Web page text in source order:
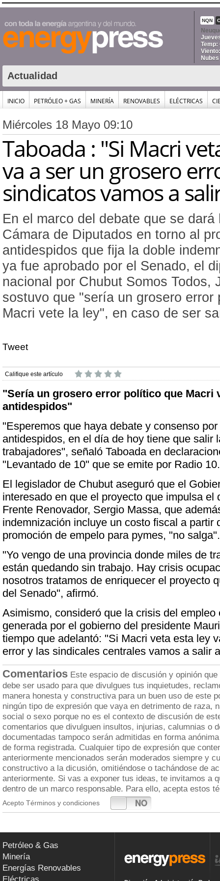
NQN
Temp:
Actualidad
INICIO PETRÓLEO + GAS MINERÍA RENOVABLES ELÉCTRICAS
Miércoles 18 Mayo 09:10
Taboada : "Si Macri
va a ser un grosero
sindicatos vamos a
En el marco del debate que se dará
Cámara de Diputados en torno al
antidespidos que fija la doble
ya fue aprobado por el Senado, el
nacional por Chubut Somos Todos,
sostuvo que "sería un grosero error
Macri vete la ley", en caso de ser
Tweet
Califique este artículo
"Sería un grosero error político que Macri
antidespidos"
"Esperemos que haya debate y consenso
antidespidos, en el día de hoy tiene que salir
trabajadores", señaló Taboada en
"Levantado de 10" que se emite por Radio 10.
El legislador de Chubut aseguró que el
interesado en que el proyecto que impulsa el
Frente Renovador, Sergio Massa, que
indemnización incluye un costo fiscal a partir
promoción de empelo para pymes, "no salga".
"Yo vengo de una provincia donde miles de
están quedando sin trabajo. Hay crisis
nosotros tratamos de enriquecer el proyecto
del Senado", afirmó.
Asimismo, consideró que la crisis del empleo
generada por el gobierno del presidente
tiempo que adelantó: "Si Macri veta esta ley
error y las sindicales centrales vamos a salir
Comentarios Este espacio de discusión y opinión
debe ser usado para que divulgues tus inquietudes,
manera honesta y constructiva para un buen uso de este
ningún tipo de expresión que vaya en detrimento de raza,
social o sexo porque no es el contexto de discusión de
comentarios que divulguen insultos, injurias, calumnias o
documentadas tampoco serán admitidas en forma
de forma registrada. Cualquier tipo de expresión que
anteriormente mencionados serán moderados siempre y
constructivo a la dicusión, omitiéndose o tachándose de
anteriormente. Si vas a exponer tus ideas, te invitamos a
dentro de un marco responsable. Para ello, acepta estos
Acepto Términos y condiciones NO
SI
Petróleo & Gas
Minería
Energías Renovables